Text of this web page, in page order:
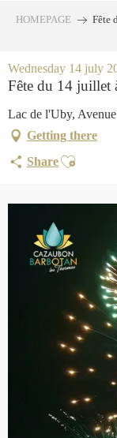
principal
HOMEPAGE Fête
Wednesday 14 july
Fête du 14 juillet
Lac de l'Uby,
Getting there
ShareAjouter aux